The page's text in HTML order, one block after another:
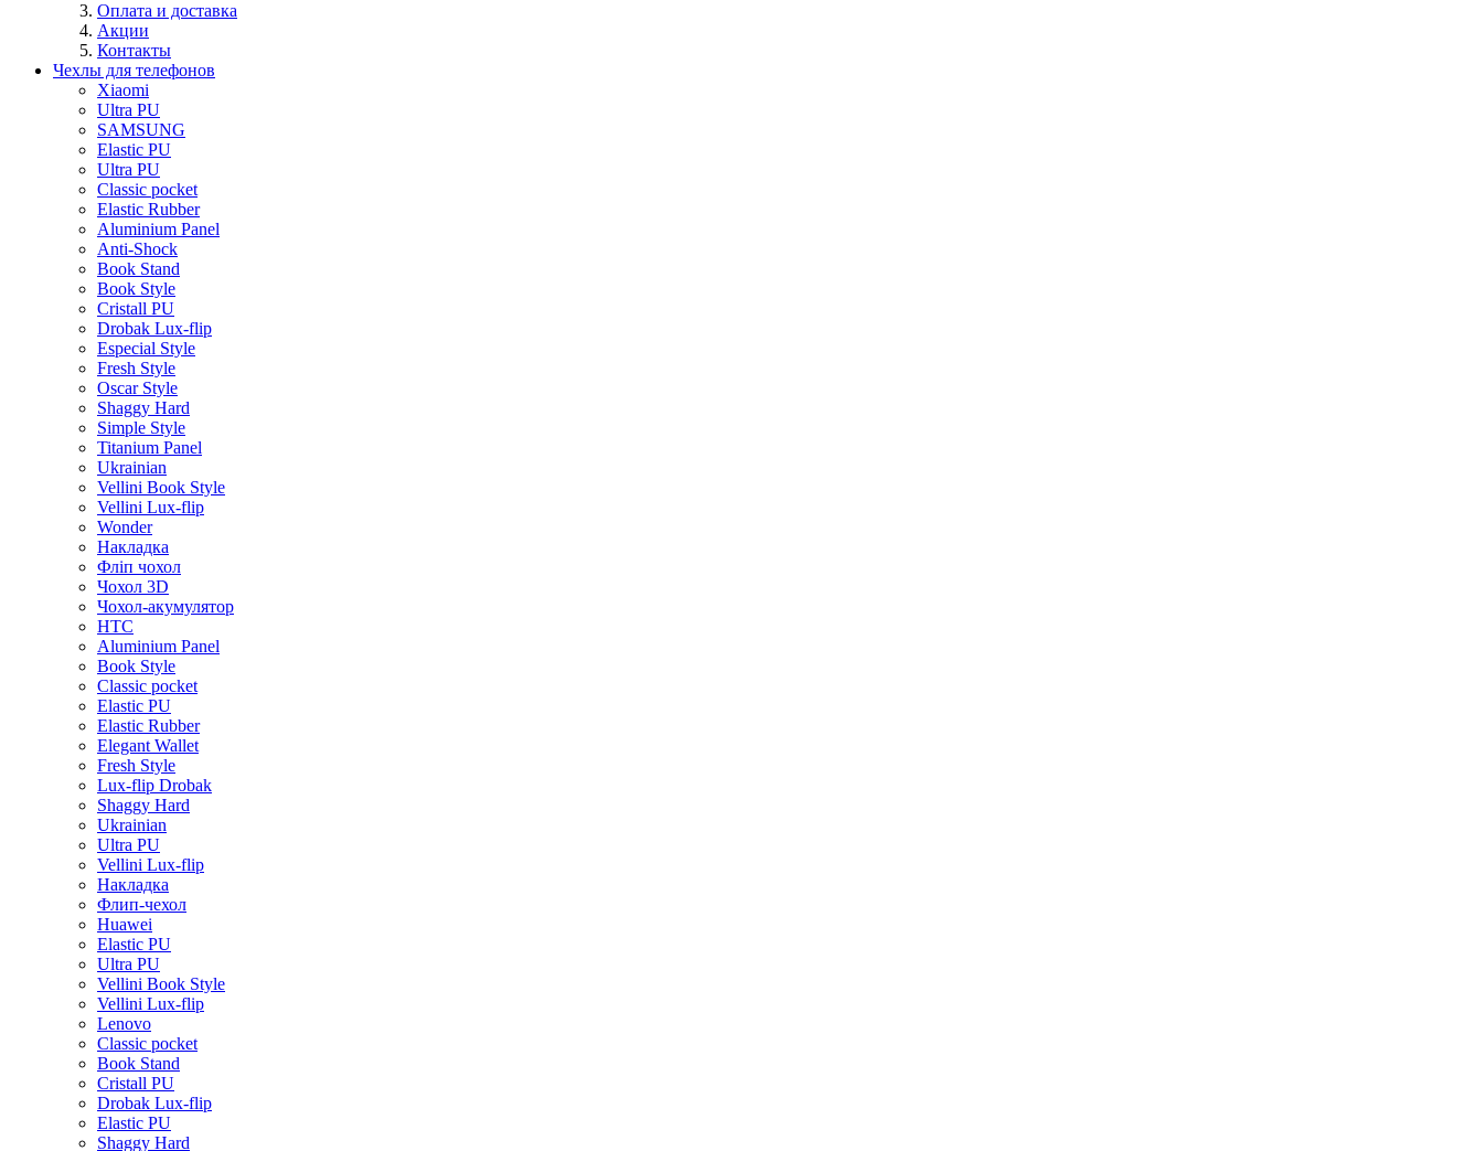
Оплата и доставка
Акции
Контакты
Чехлы для телефонов
Xiaomi
Ultra PU
SAMSUNG
Elastic PU
Ultra PU
Classic pocket
Elastic Rubber
Aluminium Panel
Anti-Shock
Book Stand
Book Style
Cristall PU
Drobak Lux-flip
Especial Style
Fresh Style
Oscar Style
Shaggy Hard
Simple Style
Titanium Panel
Ukrainian
Vellini Book Style
Vellini Lux-flip
Wonder
Накладка
Фліп чохол
Чохол 3D
Чохол-акумулятор
HTC
Aluminium Panel
Book Style
Classic pocket
Elastic PU
Elastic Rubber
Elegant Wallet
Fresh Style
Lux-flip Drobak
Shaggy Hard
Ukrainian
Ultra PU
Vellini Lux-flip
Накладка
Флип-чехол
Huawei
Elastic PU
Ultra PU
Vellini Book Style
Vellini Lux-flip
Lenovo
Classic pocket
Book Stand
Cristall PU
Drobak Lux-flip
Elastic PU
Shaggy Hard